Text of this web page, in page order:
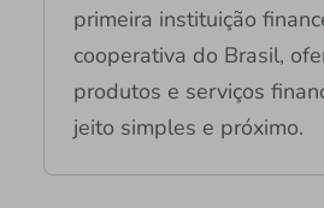
primeira instituição
cooperativa do Brasil,
produtos e serviços
jeito simples e próximo.